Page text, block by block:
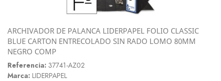
ARCHIVADOR DE PALANCA LIDERPAPEL FOLIO CLASSIC
BLUE CARTON ENTRECOLADO SIN RADO LOMO 80MM
NEGRO COMP
Referencia: 37741-AZ02
Marca: LIDERPAPEL